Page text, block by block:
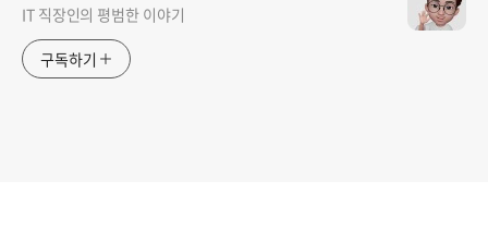
IT 직장인의 평범한 이야기
구독하기